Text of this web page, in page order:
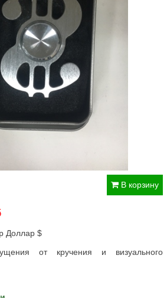
В корзину
Доллар $
от кручения и визуального